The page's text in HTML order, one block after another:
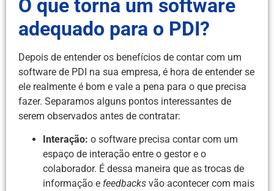
O que torna um software
adequado para o PDI?
Depois de entender os benefícios de contar com um
software de PDI na sua empresa, é hora de entender se
ele realmente é bom e vale a pena para o que precisa
fazer. Separamos alguns pontos interessantes de
serem observados antes de contratar:
Interação: o software precisa contar com um
espaço de interação entre o gestor e o
colaborador. É dessa maneira que as trocas de
informação e feedbacks vão acontecer com mais